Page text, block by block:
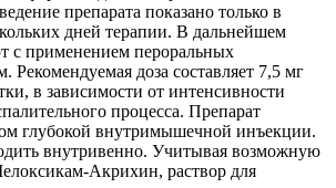
препарата показано только в
дней терапии. В дальнейшем
с применением пероральных
Рекомендуемая доза составляет 7,5 мг
в зависимости от интенсивности
процесса. Препарат
глубокой внутримышечной инъекции.
внутривенно. Учитывая возможную
Акрихин, раствор для